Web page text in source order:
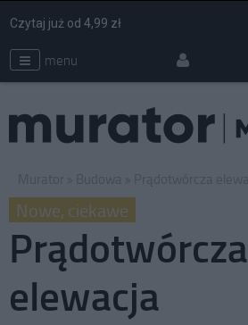
menu
Czytaj już od 4,99 zł
Nowe, ciekawe
Prądotwórcza
elewacja